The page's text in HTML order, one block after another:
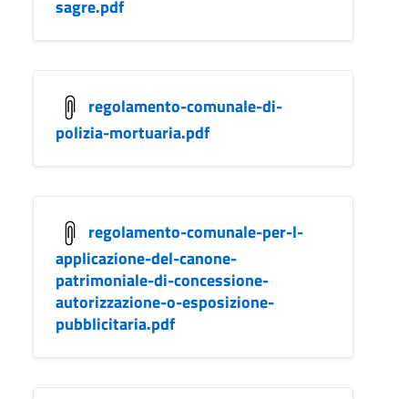
sagre.pdf
regolamento-comunale-di-
polizia-mortuaria.pdf
regolamento-comunale-per-l-
applicazione-del-canone-
patrimoniale-di-concessione-
autorizzazione-o-esposizione-
pubblicitaria.pdf